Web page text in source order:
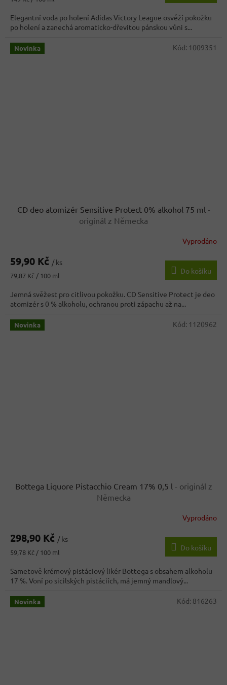
Elegantní voda po holení Adidas Victory League osvěží pokožku
po holení a zanechá aromaticko-dřevitou pánskou vůni s...
Novinka
CD deo atomizér Sensitive Protect 0% alkohol 75 ml -
originál z Německa
Vyprodáno
59,90 Kč / ks
Měrná
79,87 Kč / 100 ml
Do košíku
Jemná svěžest pro citlivou pokožku. CD Sensitive Protect je deo
atomizér s 0 % alkoholu, ochranou proti zápachu až na...
Kód: 1009351
Novinka
Bottega Liquore Pistacchio Cream 17% 0,5 l - originál z
Německa
Vyprodáno
298,90 Kč / ks
Měrná
59,78 Kč / 100 ml
Do košíku
Sametově krémový pistáciový likér Bottega s obsahem alkoholu
17 %. Voní po sicilských pistáciích, má jemný mandlový...
Kód: 1120962
Novinka Kód: 816263